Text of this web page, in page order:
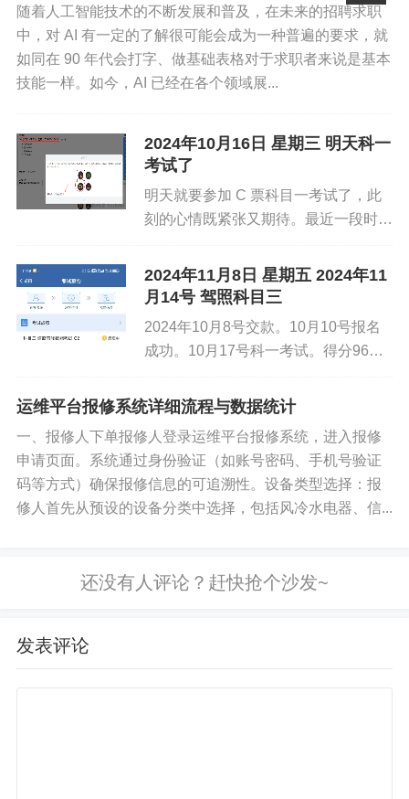
团队建设与考核
组建并管理信息部团队（工程师、系统管理员等），
制定岗位职责与绩效考核标准，提升团队专业能力。
关注员工职业发展，组织技术交流与培训，保持团队
稳定性与创新力。
跨部门沟通协调
机、扫码设备等），提升顾客点餐与支付体验。
与供应链部门对接，推动采购、库存、物流环节的数
字化管理（如智能补货系统、供应商协同平台等）。
准推送等），增强用户粘性。
五、合规与安全管理
信息安全保障
护法）。
全培训，提升全员安全意识。
随着人工智能技术的不断发展和普及，在未来的招聘求职
中，对 AI 有一定的了解很可能会成为一种普遍的要求，就
如同在 90 年代会打字、做基础表格对于求职者来说是基本
技能一样。如今，AI 已经在各个领域展...
2024年10月16日 星期三 明天科一
考试了
明天就要参加 C 票科目一考试了，此
刻的心情既紧张又期待。最近一段时
力。每天都认真学习驾校发放的教材，
那些交通法规、标志标线和安全常识，
2024年11月8日 星期五 2024年11
月14号 驾照科目三
2024年10月8号交款。10月10号报名
成功。10月17号科一考试。得分96
车。共计练车12天，每天往返35公
车12小时。1...
运维平台报修系统详细流程与数据统计
一、报修人下单报修人登录运维平台报修系统，进入报修
申请页面。系统通过身份验证（如账号密码、手机号验证
码等方式）确保报修信息的可追溯性。设备类型选择：报
修人首先从预设的设备分类中选择，包括风冷水电器、信...
发表评论